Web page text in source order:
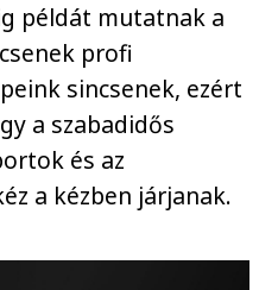
példát mutatnak a
profi
sincsenek, ezért
a szabadidős
és az
a kézben járjanak.